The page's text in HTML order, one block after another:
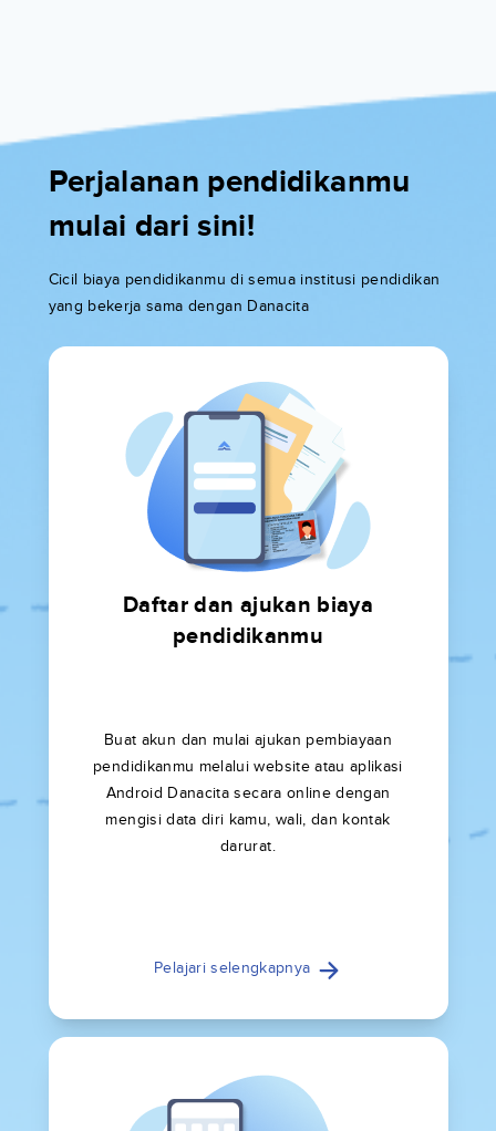
Perjalanan pendidikanmu
mulai dari sini!
Cicil biaya pendidikanmu di semua institusi pendidikan
yang bekerja sama dengan Danacita
Daftar dan ajukan biaya
pendidikanmu
Buat akun dan mulai ajukan pembiayaan
pendidikanmu melalui website atau aplikasi
Android Danacita secara online dengan
mengisi data diri kamu, wali, dan kontak
darurat.
Pelajari selengkapnya